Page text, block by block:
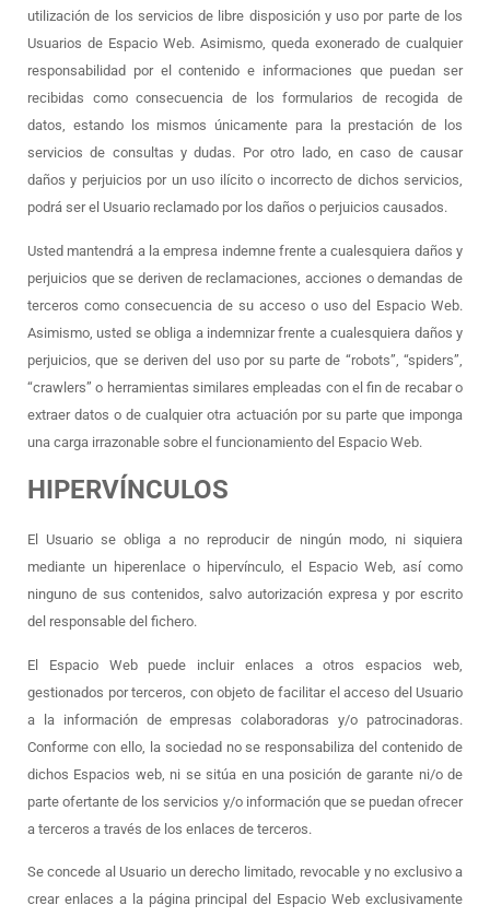
utilización de los servicios de libre disposición y uso por parte de los
Usuarios de Espacio Web. Asimismo, queda exonerado de cualquier
responsabilidad por el contenido e informaciones que puedan ser
recibidas como consecuencia de los formularios de recogida de
datos, estando los mismos únicamente para la prestación de los
servicios de consultas y dudas. Por otro lado, en caso de causar
daños y perjuicios por un uso ilícito o incorrecto de dichos servicios,
podrá ser el Usuario reclamado por los daños o perjuicios causados.
Usted mantendrá a la empresa indemne frente a cualesquiera daños y
perjuicios que se deriven de reclamaciones, acciones o demandas de
terceros como consecuencia de su acceso o uso del Espacio Web.
Asimismo, usted se obliga a indemnizar frente a cualesquiera daños y
perjuicios, que se deriven del uso por su parte de “robots”, “spiders”,
“crawlers” o herramientas similares empleadas con el fin de recabar o
extraer datos o de cualquier otra actuación por su parte que imponga
una carga irrazonable sobre el funcionamiento del Espacio Web.
HIPERVÍNCULOS
El Usuario se obliga a no reproducir de ningún modo, ni siquiera
mediante un hiperenlace o hipervínculo, el Espacio Web, así como
ninguno de sus contenidos, salvo autorización expresa y por escrito
del responsable del fichero.
El Espacio Web puede incluir enlaces a otros espacios web,
gestionados por terceros, con objeto de facilitar el acceso del Usuario
a la información de empresas colaboradoras y/o patrocinadoras.
Conforme con ello, la sociedad no se responsabiliza del contenido de
dichos Espacios web, ni se sitúa en una posición de garante ni/o de
parte ofertante de los servicios y/o información que se puedan ofrecer
a terceros a través de los enlaces de terceros.
Se concede al Usuario un derecho limitado, revocable y no exclusivo a
crear enlaces a la página principal del Espacio Web exclusivamente